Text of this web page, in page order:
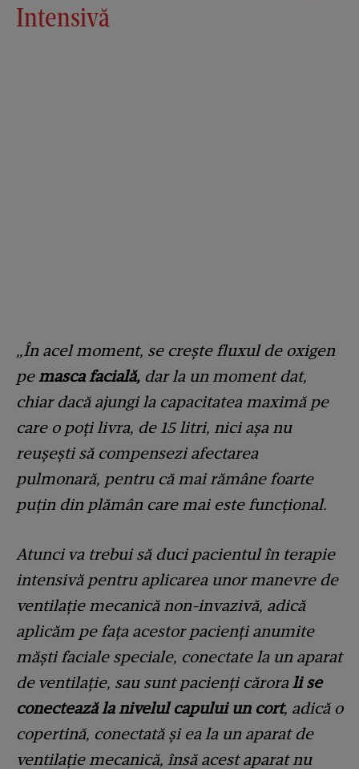
Intensivă
„În acel moment, se crește fluxul de oxigen
pemasca facială, dar la un moment dat,
chiar dacă ajungi la capacitatea maximă pe
care o poți livra, de 15 litri, nici așa nu
reușești să compensezi afectarea
pulmonară, pentru că mai rămâne foarte
puțin din plămân care mai este funcțional.
Atunci va trebui să duci pacientul în terapie
intensivă pentru aplicarea unor manevre de
ventilație mecanică non-invazivă, adică
aplicăm pe fața acestor pacienți anumite
măști faciale speciale, conectate la un aparat
de ventilație, sau sunt pacienți cărorali se
conectează la nivelul capului un cort, adică o
copertină, conectată și ea la un aparat de
ventilație mecanică, însă acest aparat nu